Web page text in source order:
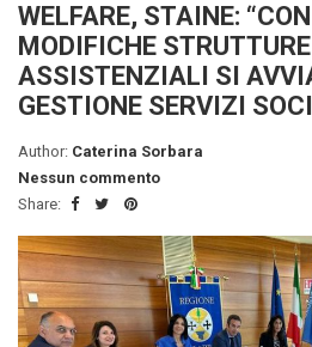
WELFARE, STAINE:
MODIFICHE
ASSISTENZIALI SI
GESTIONE SERVIZI
Author: Caterina Sorbara
Nessun commento
Share: